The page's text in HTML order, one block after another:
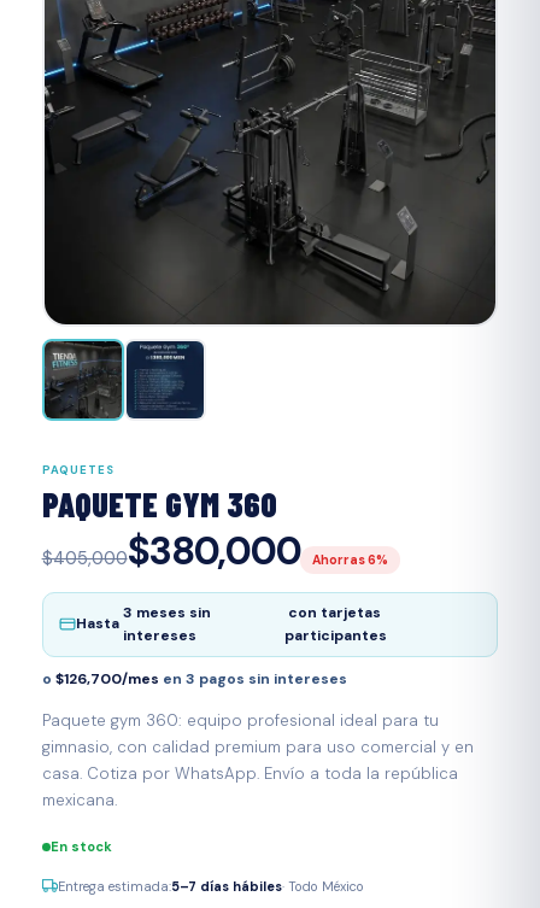
‹ ›
PAQUETES
PAQUETE GYM 360
$405,000$380,000 Ahorras 6%
Hasta
3 meses sin
intereses
con tarjetas
participantes
o $126,700/mes en 3 pagos sin intereses
Paquete gym 360: equipo profesional ideal para tu
gimnasio, con calidad premium para uso comercial y en
casa. Cotiza por WhatsApp. Envío a toda la república
mexicana.
En stock
Entrega estimada:5–7 días hábiles· Todo México